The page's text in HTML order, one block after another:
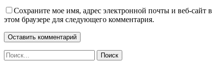
Сохраните мое имя, адрес электронной почты и веб-сайт в
этом браузере для следующего комментария.